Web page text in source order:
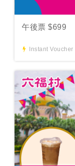
午後票 $699
Instant Voucher